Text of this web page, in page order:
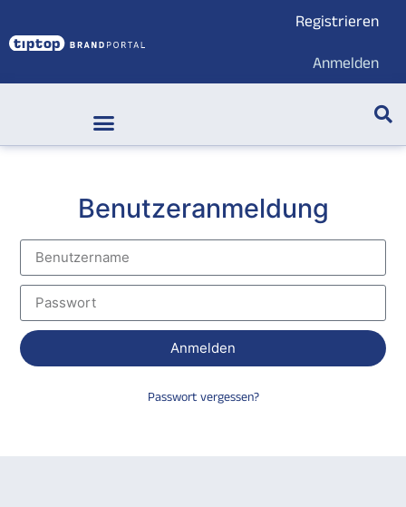
Registrieren
Anmelden
Benutzeranmeldung
Anmelden
Passwort vergessen?